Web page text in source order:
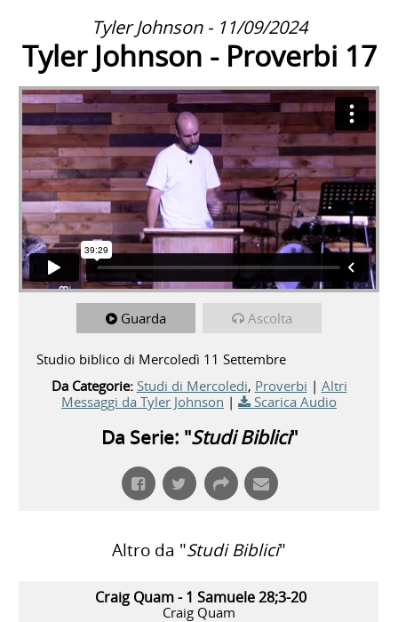
Tyler Johnson - 11/09/2024
Tyler Johnson - Proverbi 17
Guarda Ascolta
Studio biblico di Mercoledì 11 Settembre
Da Categorie: Studi di Mercoledi, Proverbi | Altri
Messaggi da Tyler Johnson | Scarica Audio
Da Serie: "Studi Biblici"
Altro da "Studi Biblici"
Craig Quam - 1 Samuele 28;3-20
Craig Quam